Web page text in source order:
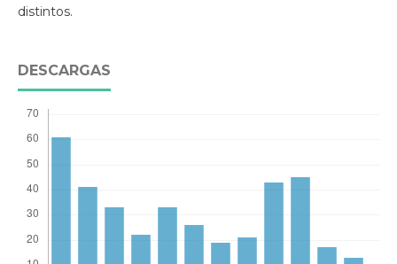
distintos.
DESCARGAS